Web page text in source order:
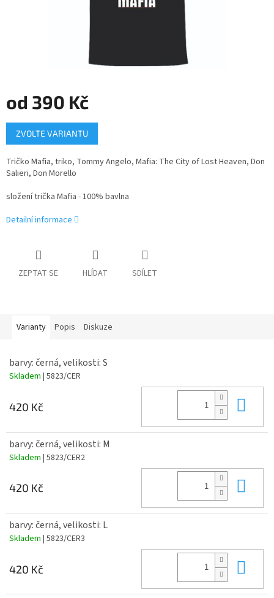
od 390 Kč
Měrná
cena:
ZVOLTE VARIANTU
Tričko Mafia, triko, Tommy Angelo, Mafia: The City of Lost Heaven, Don
Salieri, Don Morello
složení trička Mafia - 100% bavlna
Detailní informace
ZEPTAT SE HLÍDAT SDÍLET
Varianty Popis Diskuze
barvy: černá, velikosti: S
Skladem | 5823/CER
420 Kč
barvy: černá, velikosti: M
Skladem | 5823/CER2
420 Kč
barvy: černá, velikosti: L
Skladem | 5823/CER3
420 Kč